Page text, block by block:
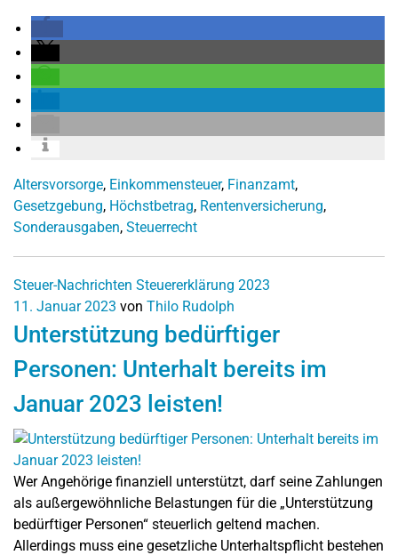
Altersvorsorge, Einkommensteuer, Finanzamt,
Gesetzgebung, Höchstbetrag, Rentenversicherung,
Sonderausgaben, Steuerrecht
Steuer-Nachrichten Steuererklärung 2023
11. Januar 2023 von Thilo Rudolph
Unterstützung bedürftiger
Personen: Unterhalt bereits im
Januar 2023 leisten!
Wer Angehörige finanziell unterstützt, darf seine Zahlungen
als außergewöhnliche Belastungen für die „Unterstützung
bedürftiger Personen“ steuerlich geltend machen.
Allerdings muss eine gesetzliche Unterhaltspflicht bestehen